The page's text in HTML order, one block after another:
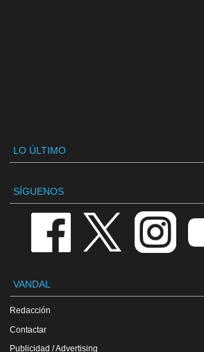
LO ÚLTIMO
SÍGUENOS
VANDAL
Redacción
Contactar
Publicidad / Advertising